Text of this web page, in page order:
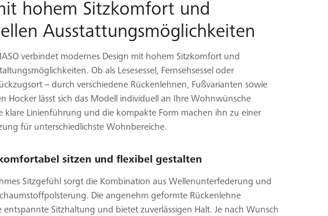
hohem Sitzkomfort und
Ausstattungsmöglichkeiten
verbindet modernes Design mit hohem Sitzkomfort und
Ob als Lesesessel, Fernsehsessel oder
– durch verschiedene Rückenlehnen, Fußvarianten sowie
Hocker lässt sich das Modell individuell an Ihre Wohnwünsche
klare Linienführung und die kompakte Form machen ihn zu einer
für unterschiedlichste Wohnbereiche.
sitzen und flexibel gestalten
Sitzgefühl sorgt die Kombination aus Wellenunterfederung und
Die angenehm geformte Rückenlehne
entspannte Sitzhaltung und bietet zuverlässigen Halt. Je nach Wunsch